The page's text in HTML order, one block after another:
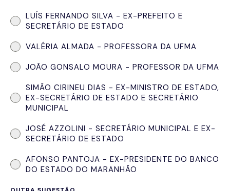
LUÍS FERNANDO SILVA - EX-PREFEITO E
SECRETÁRIO DE ESTADO
VALÉRIA ALMADA - PROFESSORA DA UFMA
JOÃO GONSALO MOURA - PROFESSOR DA UFMA
SIMÃO CIRINEU DIAS - EX-MINISTRO DE ESTADO,
EX-SECRETÁRIO DE ESTADO E SECRETÁRIO
MUNICIPAL
JOSÉ AZZOLINI - SECRETÁRIO MUNICIPAL E EX-
SECRETÁRIO DE ESTADO
AFONSO PANTOJA - EX-PRESIDENTE DO BANCO
DO ESTADO DO MARANHÃO